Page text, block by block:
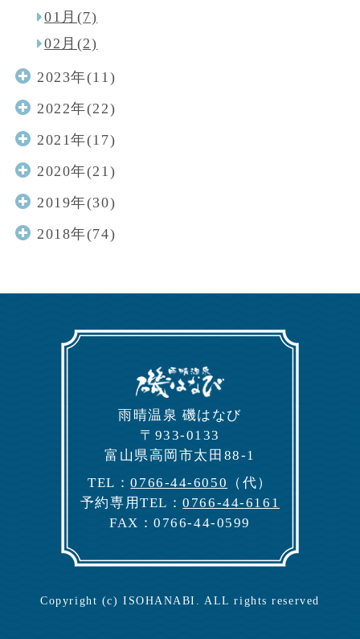
01月(7)
02月(2)
2023年(11)
2022年(22)
2021年(17)
2020年(21)
2019年(30)
2018年(74)
⾬晴温泉 磯はなび
〒933-0133
富⼭県⾼岡市太⽥88-1
TEL：0766-44-6050
（代）
予約専⽤TEL：0766-44-6161
FAX：0766-44-0599
Copyright (c) ISOHANABI. ALL rights reserved